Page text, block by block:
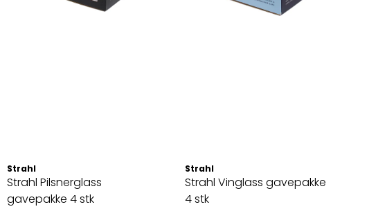
Strahl
Strahl Pilsnerglass
gavepakke 4 stk
Strahl
Strahl Vinglass gavepakke
4 stk